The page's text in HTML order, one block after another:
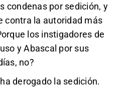
condenas por sedición, y
contra la autoridad más
los instigadores de
y Abascal por sus
no?
derogado la sedición.